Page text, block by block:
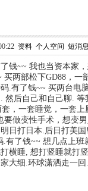
资料 个人空间 短消
钱~~ 我也当资本家
买两部松下GD88，
.有了钱~~ 买两台
然后自己和自己聊.
，一套睡觉，一套
要做变性手术，想变
日打日本.后日打美
.有了钱~~ 想几点上
横睡, 想打竖睡就打
大细.环球潇洒走一